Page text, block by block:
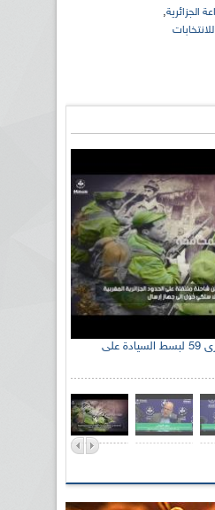
الجزائرية,
الإذاعة الجزائرية تحي الذكرى 59 لبسط السيادة على
للتضامن مع الشعب